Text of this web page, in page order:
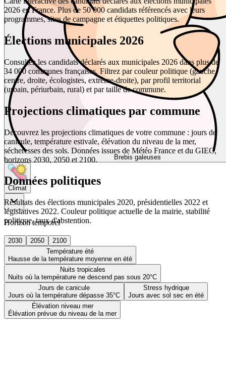
Brebis galeuses
Climat
Horizon temporel
2030 2050
2100
Température été
Hausse de la température moyenne en été
Nuits tropicales
Nuits où la température ne descend pas sous 20°C
Jours de canicule
Jours où la température dépasse 35°C
Stress hydrique
Jours avec sol sec en été
Élévation niveau mer
Élévation prévue du niveau de la mer
2026 en France. Plus de 50 000 candidats référencés avec leurs
programmes, sites de campagne et étiquettes politiques.
Élections municipales 2026
Consultez les candidats déclarés aux municipales 2026 dans plus de
34 000 communes françaises. Filtrez par couleur politique (gauche,
centre, droite, écologistes, extrême-droite), par profil territorial
(urbain, périurbain, rural) et par taille de commune.
Projections climatiques par commune
Découvrez les projections climatiques de votre commune : jours de
canicule, température estivale, élévation du niveau de la mer,
sécheresses des sols. Données issues de Météo France et du GIEC,
horizons 2030, 2050 et 2100.
Données politiques
Résultats des élections municipales 2020, présidentielles 2022 et
législatives 2022. Couleur politique actuelle de la mairie, stabilité
politique, taux d'abstention.